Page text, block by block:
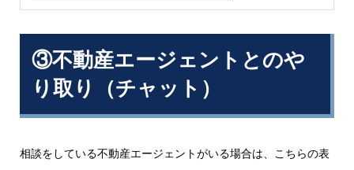
③不動産エージェントとのや
り取り（チャット）
相談をしている不動産エージェントがいる場合は、こちらの表